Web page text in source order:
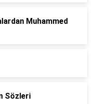
Muhammed
Sözleri